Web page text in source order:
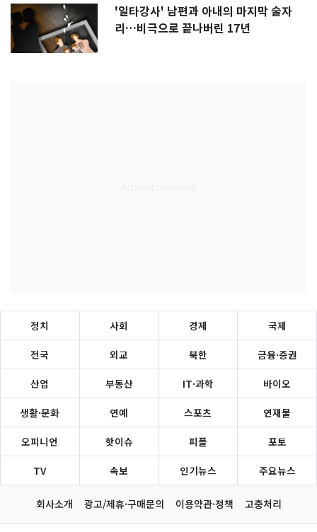
'일타강사' 남편과 아내의 마지막 술자
리…비극으로 끝나버린 17년
정치 사회 경제 국제
전국 외교 북한 금융·증권
산업 부동산 IT·과학 바이오
생활·문화 연예 스포츠 연재물
오피니언 핫이슈 피플 포토
TV 속보 인기뉴스 주요뉴스
회사소개 광고/제휴·구매문의 이용약관·정책 고충처리